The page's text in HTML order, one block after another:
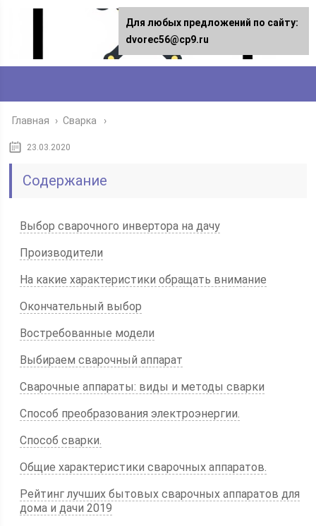
Главная › Сварка
23.03.2020
Содержание
Выбор сварочного инвертора на дачу
Производители
На какие характеристики обращать внимание
Окончательный выбор
Востребованные модели
Выбираем сварочный аппарат
Сварочные аппараты: виды и методы сварки
Способ преобразования электроэнергии.
Способ сварки.
Общие характеристики сварочных аппаратов.
Рейтинг лучших бытовых сварочных аппаратов для
дома и дачи 2019
Для любых предложений по сайту:
dvorec56@cp9.ru